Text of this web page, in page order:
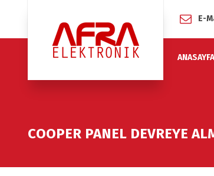
E-
ANASAYFA
COOPER PANEL DEVREYE